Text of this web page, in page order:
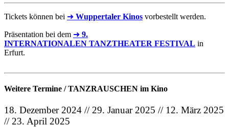
Tickets können bei ➜ Wuppertaler Kinos vorbestellt werden.
Präsentation bei dem ➜ 9.
INTERNATIONALEN TANZTHEATER FESTIVAL in
Erfurt.
Weitere Termine / TANZRAUSCHEN im Kino
18. Dezember 2024 // 29. Januar 2025 // 12. März 2025
// 23. April 2025